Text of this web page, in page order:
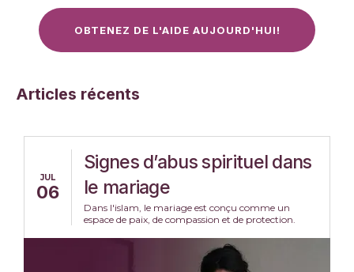
OBTENEZ DE L'AIDE AUJOURD'HUI!
Articles récents
JUL
06
Signes d’abus spirituel dans
le mariage
Dans l'islam, le mariage est conçu comme un
espace de paix, de compassion et de protection.